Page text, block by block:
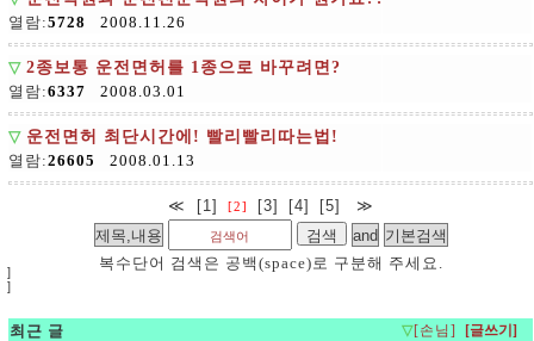
열람:5728 2008.11.26
▽ 2종보통 운전면허를 1종으로 바꾸려면?
열람:6337 2008.03.01
▽ 운전면허 최단시간에! 빨리빨리따는법!
열람:26605 2008.01.13
≪ [1] [2] [3] [4] [5] ≫
복수단어 검색은 공백(space)로 구분해 주세요.
]
]
최근 글 ▽[손님]